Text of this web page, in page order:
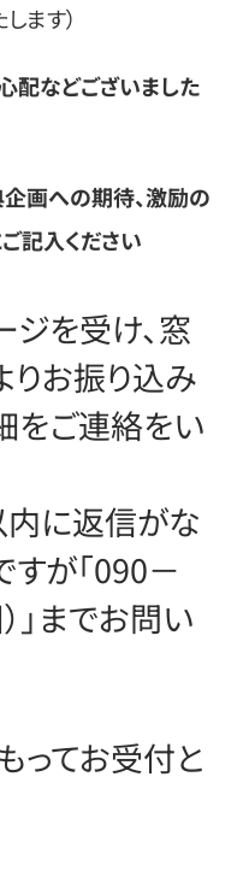
ます）
配などございました
画への期待、激励の
記入ください
ジを受け、窓
りお振り込み
をご連絡をい
に返信がな
が「090－
」までお問い
ってお受付と